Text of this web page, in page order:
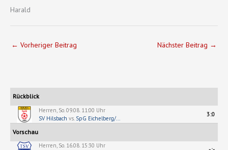
Harald
← Vorheriger Beitrag Nächster Beitrag →
Rückblick
Herren, So. 09.08. 11:00 Uhr
SV Hilsbach vs. SpG Eichelberg/...
3:0
Vorschau
Herren, So. 16.08. 15:30 Uhr